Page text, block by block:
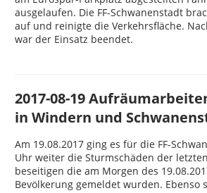
ausgelaufen. Die FF-Schwanenstadt
auf und reinigte die Verkehrsfläche.
war der Einsatz beendet.
2017-08-19
in Windern und
Am 19.08.2017 ging es für die FF-
Uhr weiter die Sturmschäden der
beseitigen die am Morgen des
Bevölkerung gemeldet wurden. Ebenso